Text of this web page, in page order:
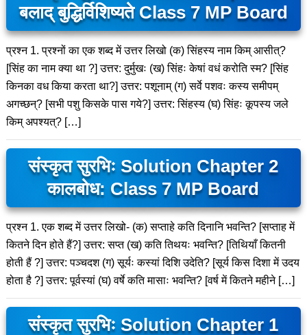
बलाद् बुद्धिर्विशिष्यते Class 7 MP Board
प्रश्न 1. प्रश्नों का एक शब्द में उत्तर लिखो (क) सिंहस्य नाम किम् आसीत्?
[सिंह का नाम क्या था ?] उत्तर: दुर्मुखः (ख) सिंहः केषां वधं करोति स्म? [सिंह
किनका वध किया करता था?] उत्तर: पशूनाम् (ग) सर्वे पशवः कस्य समीपम्
अगच्छन्? [सभी पशु किसके पास गये?] उत्तर: सिंहस्य (घ) सिंहः कूपस्य जले
किम् अपश्यत्? […]
संस्कृत सुरभिः Solution Chapter 2
कालबोध: Class 7 MP Board
प्रश्न 1. एक शब्द में उत्तर लिखो- (क) सप्ताहे कति दिनानि भवन्ति? [सप्ताह में
कितने दिन होते हैं?] उत्तर: सप्त (ख) कति तिथयः भवन्ति? [तिथियाँ कितनी
होती हैं ?] उत्तर: पञ्चदश (ग) सूर्यः कस्यां दिशि उदेति? [सूर्य किस दिशा में उदय
होता है ?] उत्तर: पूर्वस्यां (घ) वर्षे कति मासाः भवन्ति? [वर्ष में कितने महीने […]
संस्कृत सुरभिः Solution Chapter 1